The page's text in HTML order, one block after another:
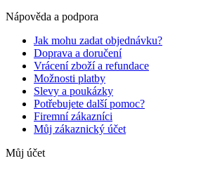
Nápověda a podpora
Jak mohu zadat objednávku?
Doprava a doručení
Vrácení zboží a refundace
Možnosti platby
Slevy a poukázky
Potřebujete další pomoc?
Firemní zákazníci
Můj zákaznický účet
Můj účet